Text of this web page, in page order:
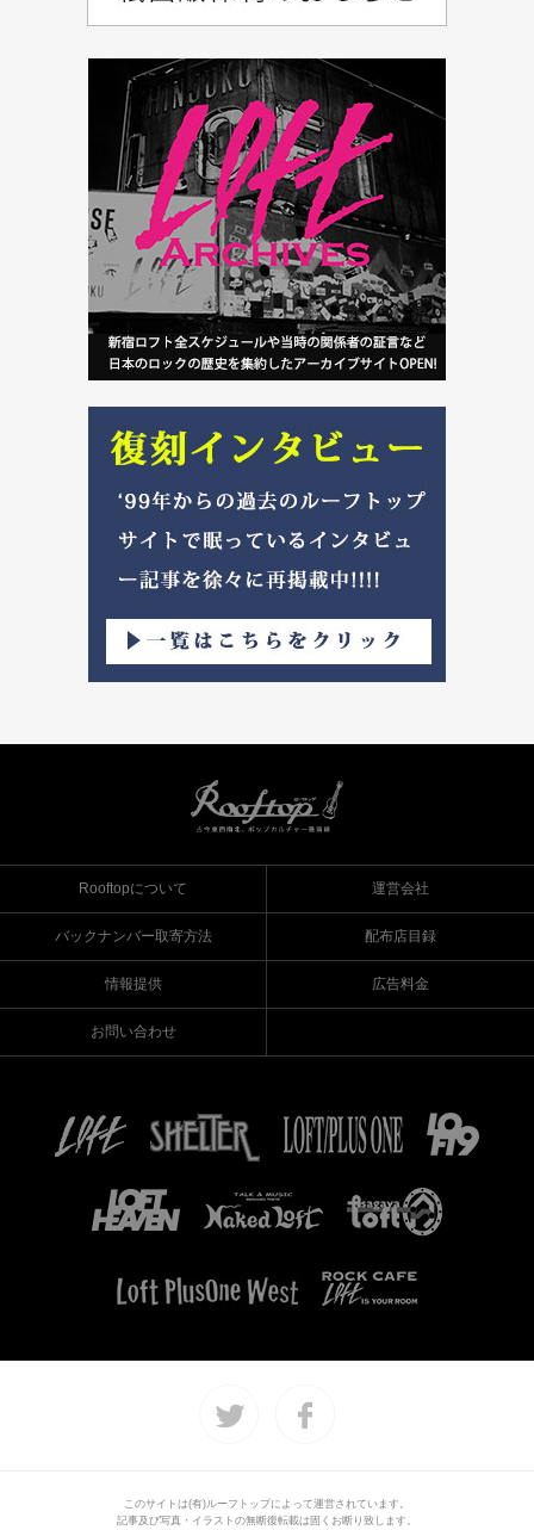
Rooftopについて 運営会社
バックナンバー取寄方法 配布店目録
情報提供 広告料金
お問い合わせ
このサイトは(有)ルーフトップによって運営されています。
記事及び写真・イラストの無断復転載は固くお断り致します。